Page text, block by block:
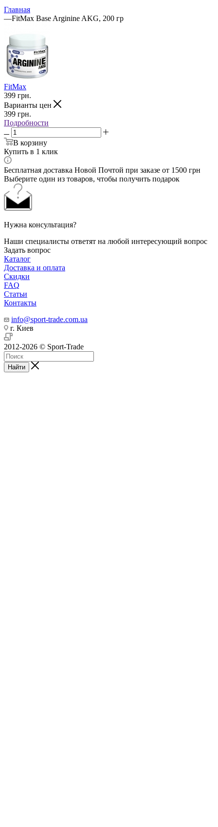
Главная
—FitMax Base Arginine AKG, 200 гр
FitMax
399 грн.
Варианты цен
399 грн.
Подробности
В корзину
Купить в 1 клик
Бесплатная доставка Новой Почтой при заказе от 1500 грн
Выберите один из товаров, чтобы получить подарок
Нужна консультация?
Наши специалисты ответят на любой интересующий вопрос
Задать вопрос
Каталог
Доставка и оплата
Скидки
FAQ
Статьи
Контакты
info@sport-trade.com.ua
г. Киев
2012-2026 © Sport-Trade
Найти